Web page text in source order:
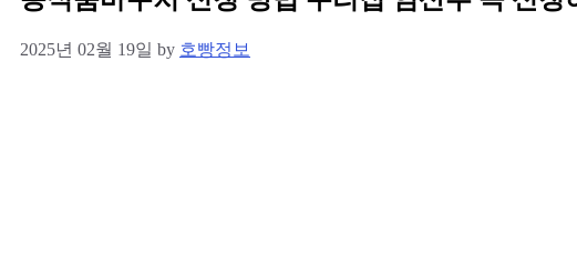
2025년 02월 19일 by 호빵정보